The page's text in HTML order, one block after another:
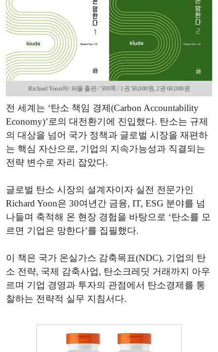
Richard Yoon저/ 퍼플 출판 / 508쪽 / 1권 58,000원, 2권 68,000원
전 세계는 ‘탄소 책임 경제(Carbon Accountability
Economy)’로의 대전환기에 진입했다. 탄소는 규제
의 대상을 넘어 국가 정책과 글로벌 시장을 재편하
는 핵심 자산으로, 기업의 지속가능성과 직결되는
전략 변수로 자리 잡았다.
글로벌 탄소 시장의 설계자이자 실전 전문가인
Richard Yoon은 30여년간 금융, IT, ESG 분야를 넘
나들며 축적해 온 현장 경험을 바탕으로 ‘탄소를 모
르면 기업은 망한다’를 집필했다.
이 책은 국가 온실가스 감축목표(NDC), 기업의 탄
소 전략, 국제 감축사업, 탄소크레딧 거래까지 아우
르며 기업 경영과 투자의 관점에서 탄소경제를 통
찰하는 전략적 실무 지침서다.